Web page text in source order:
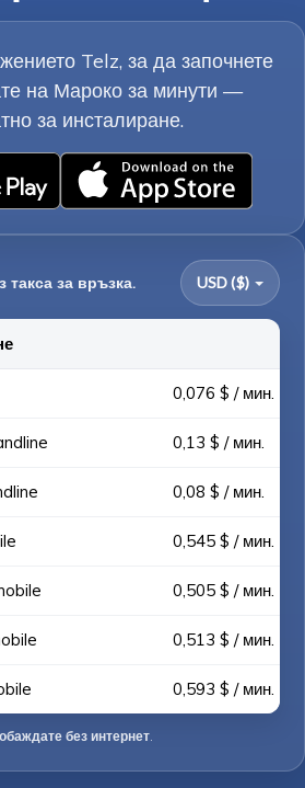
Telz, за да започнете
на Мароко за минути —
за инсталиране.
такса за връзка. USD ($)
0,076 $ / мин.
0,13 $ / мин.
0,08 $ / мин.
0,545 $ / мин.
0,505 $ / мин.
0,513 $ / мин.
0,593 $ / мин.
без интернет.